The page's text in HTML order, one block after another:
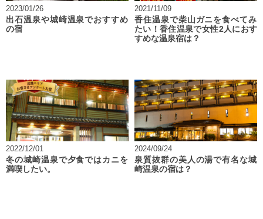
2023/01/26
出石温泉や城崎温泉でおすすめ
の宿
2021/11/09
香住温泉で柴山ガニを食べてみ
たい！香住温泉で女性2人におす
すめな温泉宿は？
2022/12/01
冬の城崎温泉で夕食ではカニを
満喫したい。
2024/09/24
泉質抜群の美人の湯で有名な城
崎温泉の宿は？